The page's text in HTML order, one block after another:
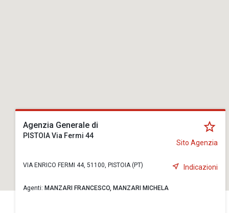
Agenzia Generale di
PISTOIA Via Fermi 44
Sito Agenzia
VIA ENRICO FERMI 44, 51100, PISTOIA (PT) Indicazioni
Agenti: MANZARI FRANCESCO, MANZARI MICHELA